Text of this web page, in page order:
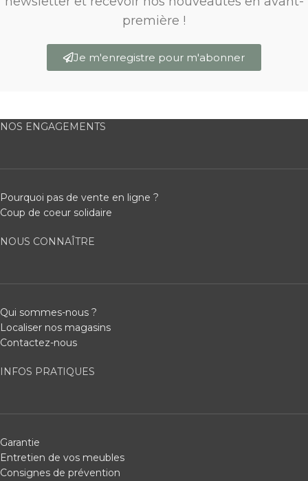
première !
Je m'enregistre pour m'abonner
NOS ENGAGEMENTS
Pourquoi pas de vente en ligne ?
Coup de coeur solidaire
NOUS CONNAÎTRE
Qui sommes-nous ?
Localiser nos magasins
Contactez-nous
INFOS PRATIQUES
Garantie
Entretien de vos meubles
Consignes de prévention